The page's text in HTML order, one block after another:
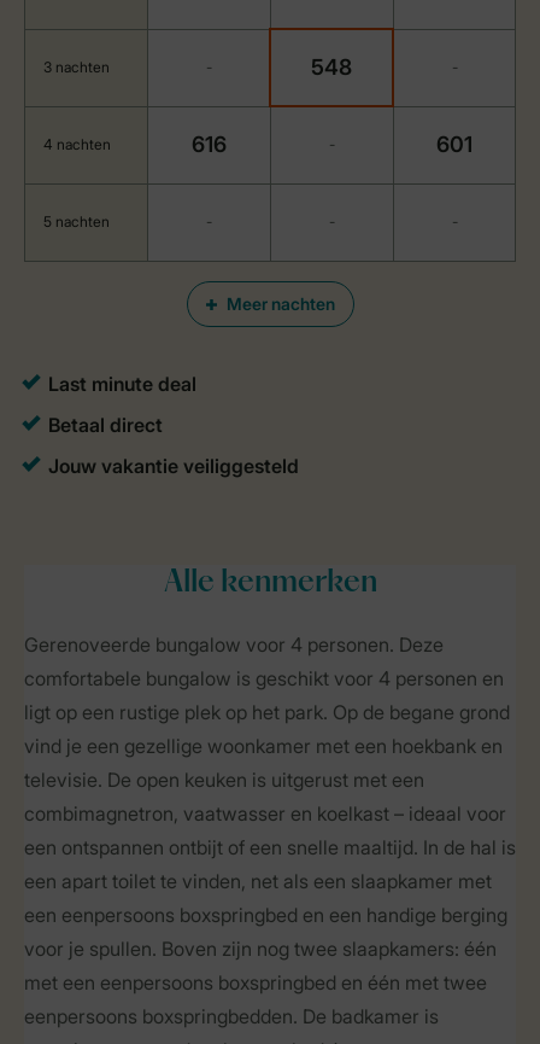
Meer nachten
3 nachten - 548 -
4 nachten 616 - 601
5 nachten - - -
Alle kenmerken
Gerenoveerde bungalow voor 4 personen. Deze
comfortabele bungalow is geschikt voor 4 personen en
ligt op een rustige plek op het park. Op de begane grond
vind je een gezellige woonkamer met een hoekbank en
televisie. De open keuken is uitgerust met een
combimagnetron, vaatwasser en koelkast – ideaal voor
een ontspannen ontbijt of een snelle maaltijd. In de hal is
een apart toilet te vinden, net als een slaapkamer met
een eenpersoons boxspringbed en een handige berging
voor je spullen. Boven zijn nog twee slaapkamers: één
met een eenpersoons boxspringbed en één met twee
eenpersoons boxspringbedden. De badkamer is